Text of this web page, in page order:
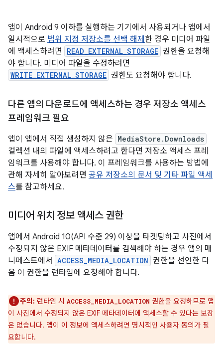
앱이 Android 9 이하를 실행하는 기기에서 사용되거나 앱에서
일시적으로 범위 지정 저장소를 선택 해제 한 경우 미디어 파일
에 액세스하려면
READ_EXTERNAL_STORAGE 권한을 요청해
야 합니다. 미디어 파일을 수정하려면
WRITE_EXTERNAL_STORAGE 권한도 요청해야 합니다.
다른 앱의 다운로드에 액세스하는 경우 저장소 액세스
프레임워크 필요
앱이 앱에서 직접 생성하지 않은 MediaStore.Downloads
컬렉션 내의 파일에 액세스하려고 한다면 저장소 액세스 프레
임워크를 사용해야 합니다. 이 프레임워크를 사용하는 방법에
관해 자세히 알아보려면 공유 저장소의 문서 및 기타 파일 액세
스를 참고하세요.
미디어 위치 정보 액세스 권한
앱에서 Android 10(API 수준 29) 이상을 타겟팅하고 사진에서
수정되지 않은 EXIF 메타데이터를 검색해야 하는 경우 앱의 매
니페스트에서
ACCESS_MEDIA_LOCATION 권한을 선언한 다
음 이 권한을 런타임에 요청해야 합니다.
주의: 런타임 시 ACCESS_MEDIA_LOCATION 권한을 요청하므로 앱
이 사진에서 수정되지 않은 EXIF 메타데이터에 액세스할 수 있다는 보장
은 없습니다. 앱이 이 정보에 액세스하려면 명시적인 사용자 동의가 필
요합니다.